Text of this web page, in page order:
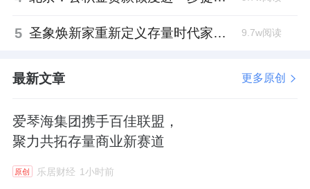
5 圣象焕新家重新定义存量时代家居升级逻辑，筑牢说换就换的底气！ 9.7w阅读
最新文章 更多原创
爱琴海集团携手百佳联盟，
聚力共拓存量商业新赛道
原创 乐居财经 1小时前